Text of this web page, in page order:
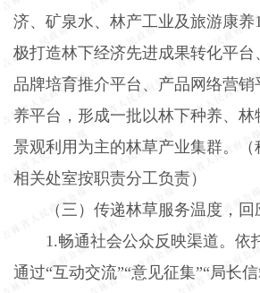
济、矿泉水、林产工业及旅游康养
极打造林下经济先进成果转化平台
品牌培育推介平台、产品网络营
养平台，形成一批以林下种养、
景观利用为主的林草产业集群。（
相关处室按职责分工负责）
（三）传递林草服务温度，
1.畅通社会公众反映渠道。依
通过“互动交流”“意见征集”“局长